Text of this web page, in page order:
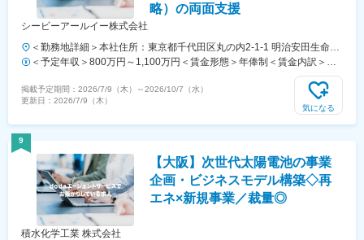
略）の両面支援
シービーアールイー株式会社
＜勤務地詳細＞本社住所：東京都千代田区丸の内2-1-1 明治安田生命ビ
ル21F勤務地最寄駅：JR各線／東京駅受動喫煙対策：敷地内全面禁煙変
＜予定年収＞800万円～1,100万円＜賃金形態＞年俸制＜賃金内訳＞年
額（基本給）：5,000,000円～6,800,000円固定残業手当/月：63,500円
～93,403円（固定残業時間30時間0分/月）超過した時間外労働の残業
手当は追加支給＜月額＞480,166円～660,069円（12分割）（一律手当
くまでも目安の金額であり、選考を通じて上下する可能性があります。
月給(月額)は固定手当を含めた表記です。
掲載予定期間： 2026/7/9（木） ～2026/10/7（水）
更新日： 2026/7/9（木）
気になる
9
【大阪】次世代太陽電池の事業
企画・ビジネスモデル構築◇再
エネ×新規事業／裁量◎
積水化学工業 株式会社